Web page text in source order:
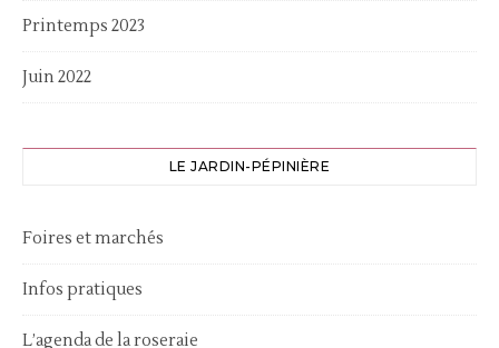
Printemps 2023
Juin 2022
LE JARDIN-PÉPINIÈRE
Foires et marchés
Infos pratiques
L’agenda de la roseraie